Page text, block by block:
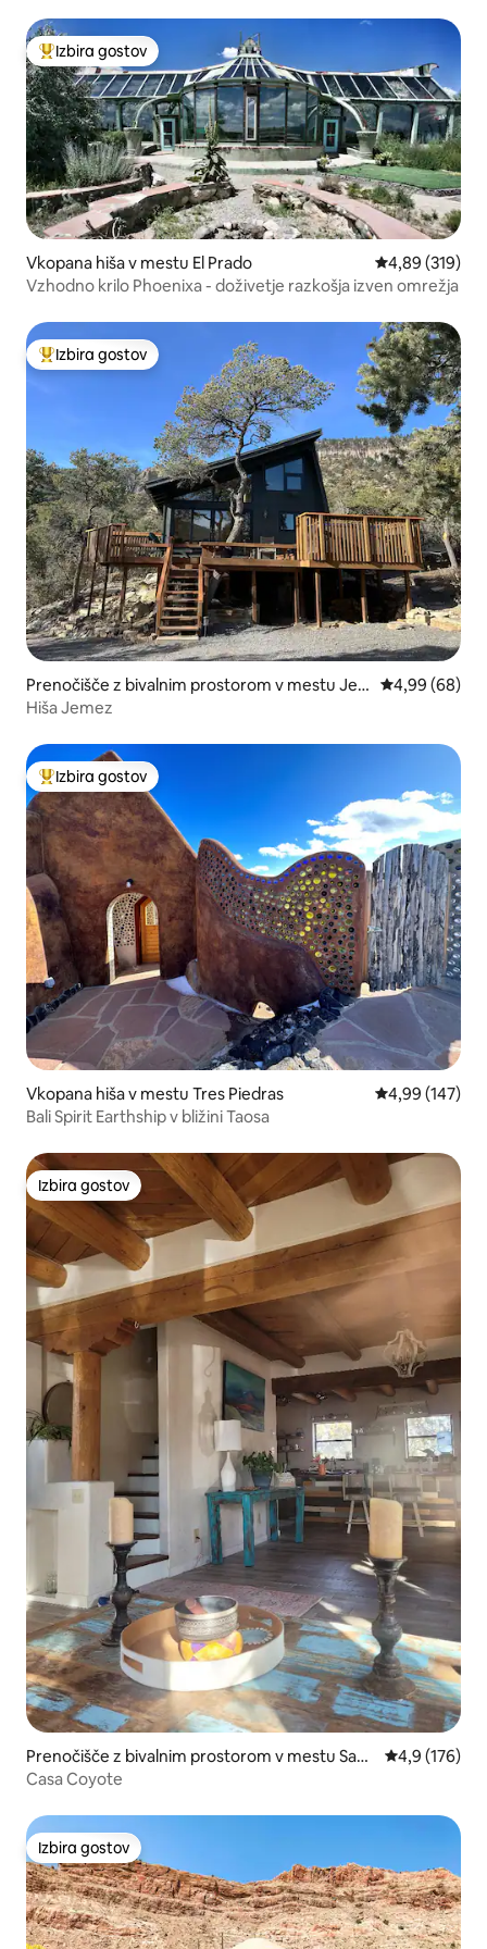
Najbolj priljubljena prenočišča z značko »Izbira gostov«
Izbira gostov
Vkopana hiša v mestu El Prado Povprečna
4,89 (319)
Vzhodno krilo Phoenixa - doživetje razkošja izven omrežja
Najbolj priljubljena prenočišča z značko »Izbira gostov«
Izbira gostov
Prenočišče z bivalnim prostorom v mestu Je
mez Springs
Povprečna
4,99 (68)
Hiša Jemez
Najbolj priljubljena prenočišča z značko »Izbira gostov«
Izbira gostov
Vkopana hiša v mestu Tres Piedras Povprečna
4,99 (147)
Bali Spirit Earthship v bližini Taosa
Izbira gostov
Izbira gostov
Prenočišče z bivalnim prostorom v mestu Sant
a Fe
Povprečna
4,9 (176)
Casa Coyote
Izbira gostov
Izbira gostov